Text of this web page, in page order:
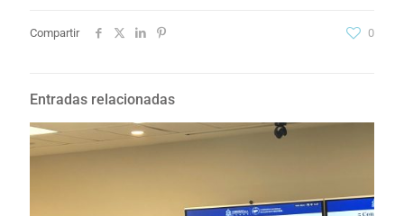
Compartir 0
Entradas relacionadas